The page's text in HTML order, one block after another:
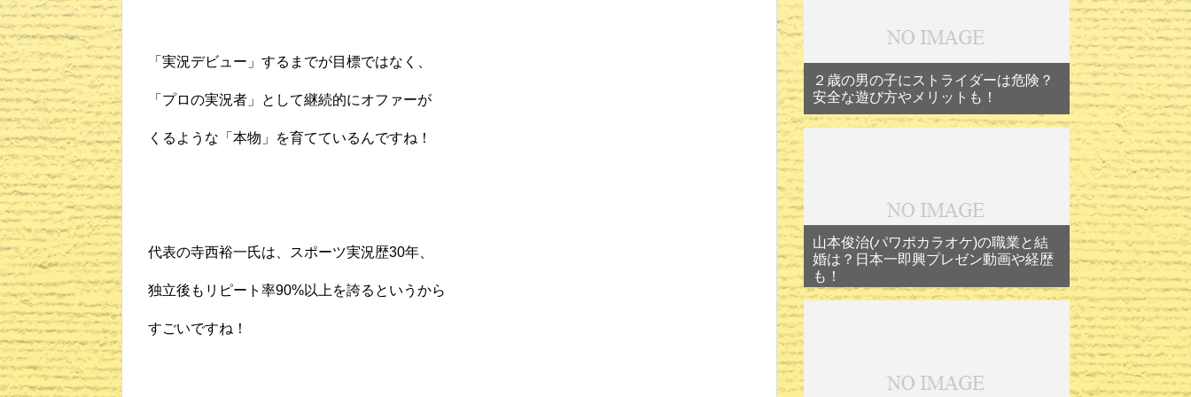
「実況デビュー」するまでが目標ではなく、
「プロの実況者」として継続的にオファーが
くるような「本物」を育てているんですね！
代表の寺西裕一氏は、スポーツ実況歴30年、
独立後もリピート率90%以上を誇るというから
すごいですね！
２歳の男の子にストライダーは危険？
安全な遊び方やメリットも！
山本俊治(パワポカラオケ)の職業と結
婚は？日本一即興プレゼン動画や経歴
も！